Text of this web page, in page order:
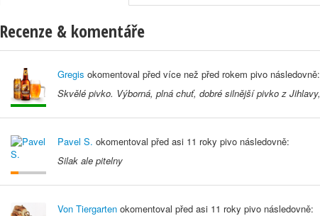
Recenze & komentáře
Gregis okomentoval před více než před rokem pivo následovně:
Skvělé pivko. Výborná, plná chuť, dobré silnější pivko z Jihlavy,
Pavel S. okomentoval před asi 11 roky pivo následovně:
Silak ale pitelny
Von Tiergarten okomentoval před asi 11 roky pivo následovně: